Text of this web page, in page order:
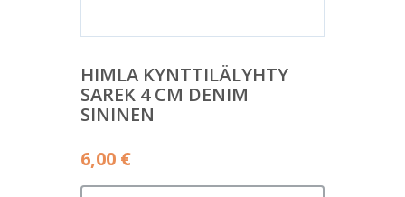
HIMLA KYNTTILÄLYHTY
SAREK 4 CM DENIM
SININEN
6,00 €